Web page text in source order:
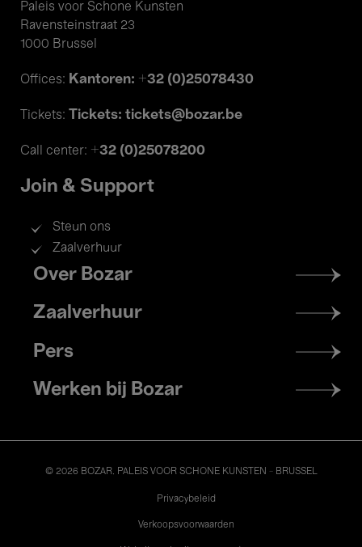
Paleis voor Schone Kunsten
Ravensteinstraat 23
1000 Brussel
Offices: Kantoren: +32 (0)25078430
Tickets: Tickets: tickets@bozar.be
Call center: +32 (0)25078200
Join & Support
Steun ons
Zaalverhuur
Footer
menu
Over Bozar
Zaalverhuur
Pers
Werken bij Bozar
© 2026 BOZAR. PALEIS VOOR SCHONE KUNSTEN - BRUSSEL
Privacybeleid
Verkoopsvoorwaarden